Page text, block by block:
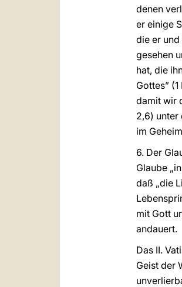
denen
er einige
die er
gesehen
hat, die
Gottes”
damit wir
2,6) unter
im
6. Der
Glaube
daß „die
mit Gott
andauert.
Das II.
Geist der